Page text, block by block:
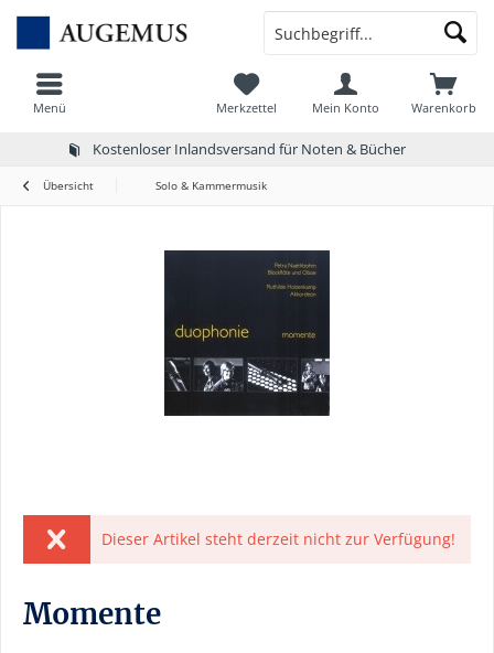
Kostenloser Inlandsversand für Noten & Bücher
Menü Warenkorb
Merkzettel Mein Konto
Übersicht Solo & Kammermusik
Dieser Artikel steht derzeit nicht zur Verfügung!
Momente